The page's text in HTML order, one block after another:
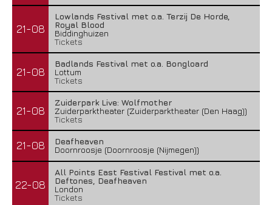
21-08
Lowlands Festival met o.a. Terzij De Horde,
Royal Blood
Biddinghuizen
Tickets
21-08
Badlands Festival met o.a. Bongloard
Lottum
Tickets
21-08
Zuiderpark Live: Wolfmother
Zuiderparktheater (Zuiderparktheater (Den Haag))
Tickets
21-08
Deafheaven
Doornroosje (Doornroosje (Nijmegen))
22-08
All Points East Festival Festival met o.a.
Deftones, Deafheaven
London
Tickets